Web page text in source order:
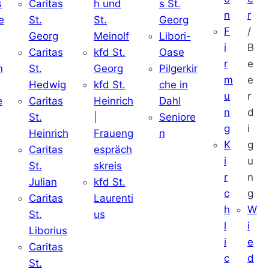
Caritas
St.
Georg
Caritas
St.
Hedwig
Caritas
St.
Heinrich
Caritas
St.
Julian
Caritas
St.
Liborius
Caritas
St.
h und
St.
Meinolf
kfd St.
Georg
kfd St.
Heinrich
Fraueng
espräch
skreis
kfd St.
Laurenti
us
s St.
Georg
Libori-
Oase
Pilgerkir
che in
Dahl
Seniore
n
n
F
i
r
m
u
n
g
K
i
r
c
h
l
i
c
r
/
B
e
e
r
d
i
g
u
n
g
W
i
e
d